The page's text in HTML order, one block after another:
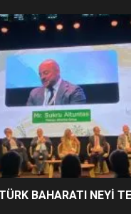
EİB’DE KRİTİK
DEĞİŞECEK?
EDREMİT’İN
FİNALİNDE NE
BAHARATI NEYİ